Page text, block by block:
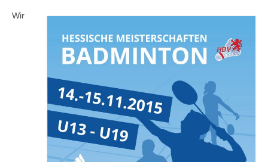
Schülermannschaft
U15-Mannschaft
U13-Mannschaft
U11-Mannschaft
Archiv
Saison 2024/2025
Wir